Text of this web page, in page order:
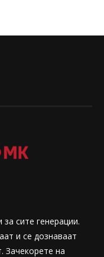
сите генерации.
и се дознаваат
Зачекорете на